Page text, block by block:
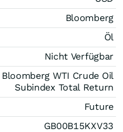
Bloomberg
Öl
Nicht Verfügbar
Bloomberg WTI Crude Oil
Subindex Total Return
Future
GB00B15KXV33